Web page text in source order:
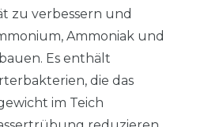
zu verbessern und
Ammoniak und
Es enthält
die das
im Teich